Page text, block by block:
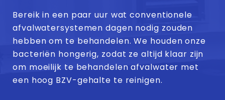
Bereik in een paar uur wat conventionele
afvalwatersystemen dagen nodig zouden
hebben om te behandelen. We houden onze
bacteriën hongerig, zodat ze altijd klaar zijn
om moeilijk te behandelen afvalwater met
een hoog BZV-gehalte te reinigen.